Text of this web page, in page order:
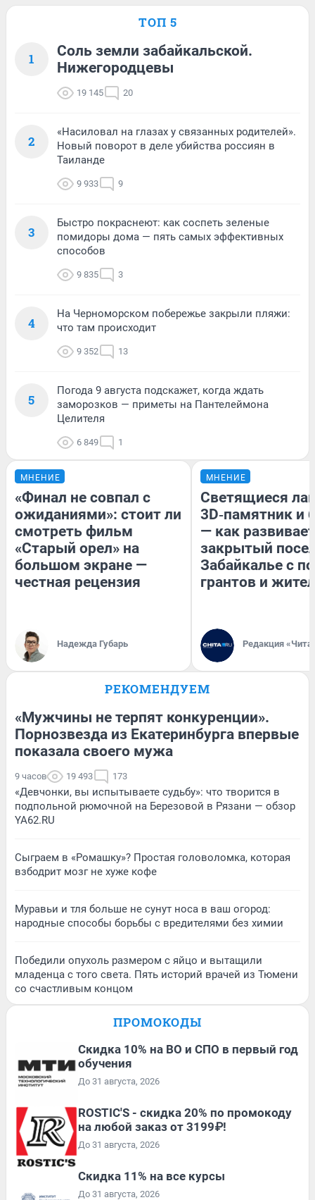
ТОП 5
1
Соль земли забайкальской.
Нижегородцевы
19 145 20
2
«Насиловал на глазах у связанных родителей».
Новый поворот в деле убийства россиян в
Таиланде
9 933 9
3
Быстро покраснеют: как соспеть зеленые
помидоры дома — пять самых эффективных
способов
9 835 3
4
На Черноморском побережье закрыли пляжи:
что там происходит
9 352 13
5
Погода 9 августа подскажет, когда ждать
заморозков — приметы на Пантелеймона
Целителя
6 849 1
МНЕНИЕ
«Финал не совпал с
ожиданиями»: стоит ли
смотреть фильм
«Старый орел» на
большом экране —
честная рецензия
Надежда Губарь
МНЕНИЕ
Светящиеся
3D‑памятник и
— как
закрытый
Забайкалье с
грантов и
Редакция
РЕКОМЕНДУЕМ
«Мужчины не терпят конкуренции».
Порнозвезда из Екатеринбурга впервые
показала своего мужа
9 часов 19 493 173
«Девчонки, вы испытываете судьбу»: что творится в
подпольной рюмочной на Березовой в Рязани — обзор
YA62.RU
Сыграем в «Ромашку»? Простая головоломка, которая
взбодрит мозг не хуже кофе
Муравьи и тля больше не сунут носа в ваш огород:
народные способы борьбы с вредителями без химии
Победили опухоль размером с яйцо и вытащили
младенца с того света. Пять историй врачей из Тюмени
со счастливым концом
ПРОМОКОДЫ
Скидка 10% на ВО и СПО в первый год
обучения
До 31 августа, 2026
ROSTIC'S - скидка 20% по промокоду
на любой заказ от 3199₽!
До 31 августа, 2026
Скидка 11% на все курсы
До 31 августа, 2026